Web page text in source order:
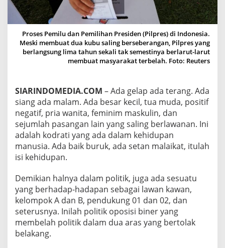
Proses Pemilu dan Pemilihan Presiden (Pilpres) di Indonesia.
Meski membuat dua kubu saling berseberangan, Pilpres yang
berlangsung lima tahun sekali tak semestinya berlarut-larut
membuat masyarakat terbelah. Foto: Reuters
SIARINDOMEDIA.COM – Ada gelap ada terang. Ada
siang ada malam. Ada besar kecil, tua muda, positif
negatif, pria wanita, feminim maskulin, dan
sejumlah pasangan lain yang saling berlawanan. Ini
adalah kodrati yang ada dalam kehidupan
manusia. Ada baik buruk, ada setan malaikat, itulah
isi kehidupan.
Demikian halnya dalam politik, juga ada sesuatu
yang berhadap-hadapan sebagai lawan kawan,
kelompok A dan B, pendukung 01 dan 02, dan
seterusnya. Inilah politik oposisi biner yang
membelah politik dalam dua aras yang bertolak
belakang.